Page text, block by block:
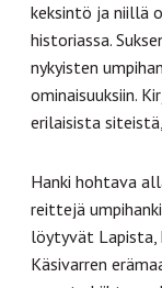
keksintö ja niillä
historiassa.
nykyisten
ominaisuuksiin.
erilaisista
Hanki hohtava
reittejä
löytyvät Lapista,
Käsivarren